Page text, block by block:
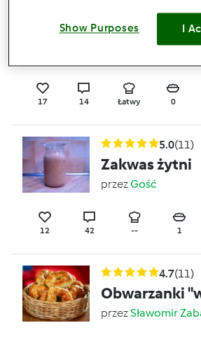
4.8(13)
CHLEB Z
17 14 Łatwy 0
5.0(11)
Zakwas żytni
przezGość
12 42 -- 1
4.7(11)
Obwarzanki
przezSławomir
Show Purposes I